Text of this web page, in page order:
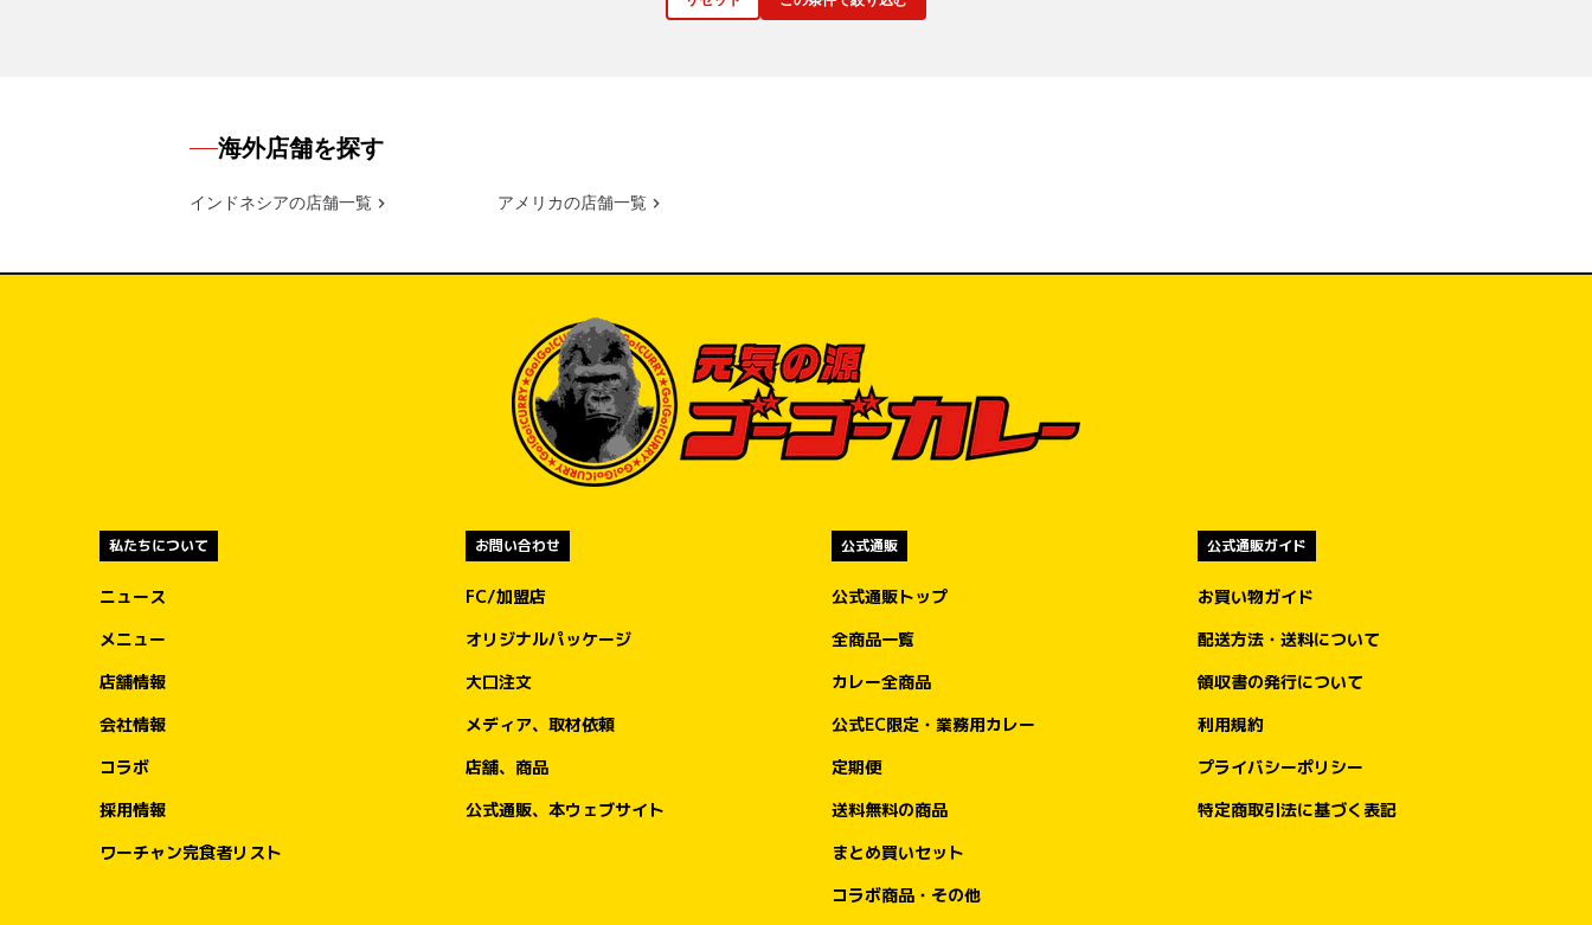
海外店舗を探す
インドネシアの店舗一覧 アメリカの店舗一覧
私たちについて
ニュース
メニュー
店舗情報
会社情報
コラボ
採用情報
ワーチャン完食者リスト
お問い合わせ
FC/加盟店
オリジナルパッケージ
大口注文
メディア、取材依頼
店舗、商品
公式通販、本ウェブサイト
公式通販
公式通販トップ
全商品一覧
カレー全商品
公式EC限定・業務用カレー
定期便
送料無料の商品
まとめ買いセット
コラボ商品・その他
公式通販ガイド
お買い物ガイド
配送方法・送料について
領収書の発行について
利用規約
プライバシーポリシー
特定商取引法に基づく表記